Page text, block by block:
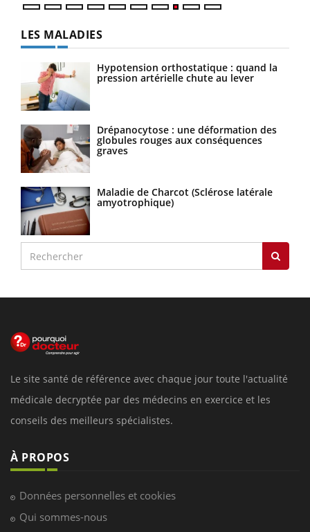
LES MALADIES
Hypotension orthostatique : quand la
pression artérielle chute au lever
Drépanocytose : une déformation des
globules rouges aux conséquences
graves
Maladie de Charcot (Sclérose latérale
amyotrophique)
Le site santé de référence avec chaque jour toute l'actualité
médicale decryptée par des médecins en exercice et les
conseils des meilleurs spécialistes.
À PROPOS
Données personnelles et cookies
Qui sommes-nous